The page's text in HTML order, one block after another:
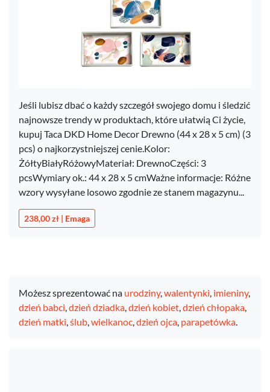
Jeśli lubisz dbać o każdy szczegół swojego domu i śledzić
najnowsze trendy w produktach, które ułatwią Ci życie,
kupuj Taca DKD Home Decor Drewno (44 x 28 x 5 cm) (3
pcs) o najkorzystniejszej cenie.Kolor:
ŻółtyBiałyRóżowyMateriał: DrewnoCzęści: 3
pcsWymiary ok.: 44 x 28 x 5 cmWażne informacje: Różne
wzory wysyłane losowo zgodnie ze stanem magazynu...
238,00 zł | Emaga
Możesz sprezentować na urodziny,walentynki, imieniny,
dzień babci,dzień dziadka,dzień kobiet,dzień chłopaka,
dzień matki,ślub,wielkanoc,dzień ojca, parapetówka.